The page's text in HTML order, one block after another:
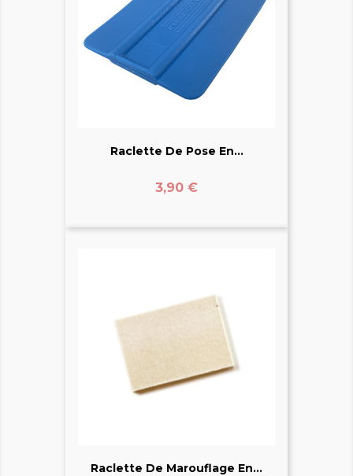
Raclette De Pose En...
Prix
3,90 €
Raclette De Marouflage En...